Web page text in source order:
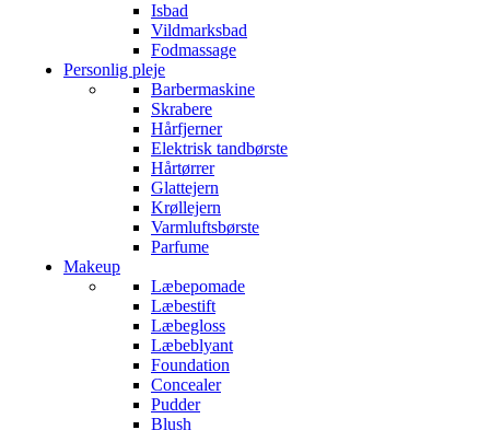
Isbad
Vildmarksbad
Fodmassage
Personlig pleje
Barbermaskine
Skrabere
Hårfjerner
Elektrisk tandbørste
Hårtørrer
Glattejern
Krøllejern
Varmluftsbørste
Parfume
Makeup
Læbepomade
Læbestift
Læbegloss
Læbeblyant
Foundation
Concealer
Pudder
Blush